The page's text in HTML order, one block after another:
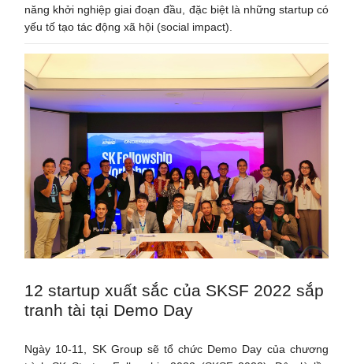
năng khởi nghiệp giai đoạn đầu, đặc biệt là những startup có
yếu tố tạo tác động xã hội (social impact).
12 startup xuất sắc của SKSF 2022 sắp
tranh tài tại Demo Day
Ngày 10-11, SK Group sẽ tổ chức Demo Day của chương